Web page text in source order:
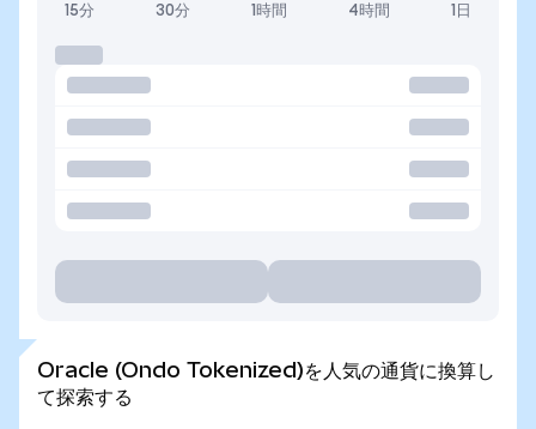
15分 30分 1時間 4時間 1日
Oracle (Ondo Tokenized)を人気の通貨に換算し
て探索する